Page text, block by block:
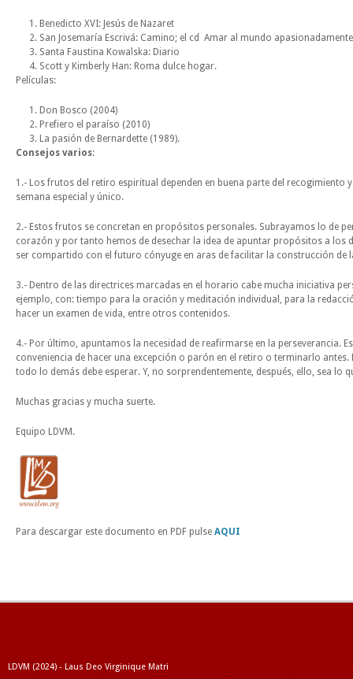
Benedicto XVI: Jesús de Nazaret
San Josemaría Escrivá: Camino; el cd Amar al mundo
Santa Faustina Kowalska: Diario
Scott y Kimberly Han: Roma dulce hogar.
Películas:
Don Bosco (2004)
Prefiero el paraíso (2010)
La pasión de Bernardette (1989).
Consejos varios:
1.- Los frutos del retiro espiritual dependen en buena parte del recogimiento
semana especial y único.
2.- Estos frutos se concretan en propósitos personales. Subrayamos lo de
corazón y por tanto hemos de desechar la idea de apuntar propósitos a los
ser compartido con el futuro cónyuge en aras de facilitar la construcción de
3.- Dentro de las directrices marcadas en el horario cabe mucha iniciativa
ejemplo, con: tiempo para la oración y meditación individual, para la
hacer un examen de vida, entre otros contenidos.
4.- Por último, apuntamos la necesidad de reafirmarse en la perseverancia.
conveniencia de hacer una excepción o parón en el retiro o terminarlo
todo lo demás debe esperar. Y, no sorprendentemente, después, ello, sea lo
Muchas gracias y mucha suerte.
Equipo LDVM.
Para descargar este documento en PDF pulse AQUI
LDVM (2024) - Laus Deo Virginique Matri